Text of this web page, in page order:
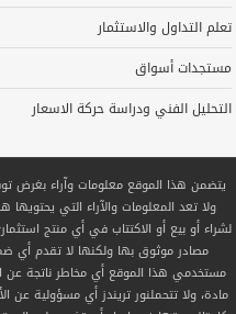
تعلم التداول والاستثمار
مستجدات أسواق
التحليل الفني ودراسة حركة الاسعار
يتضمن هذا الموقع معلومات وآراء بغرض
ولا تعد المعلومات والآراء التي
لشراء أو بيع أو الاكتتاب في أي منتج
مصادر موثوق بها ولكنها لا تقدم أي
مستخدمي هذا الموقع أي مخاطر ناتجة عن
مادة، ولا تتحملنور تريندز أي مسؤولية عن